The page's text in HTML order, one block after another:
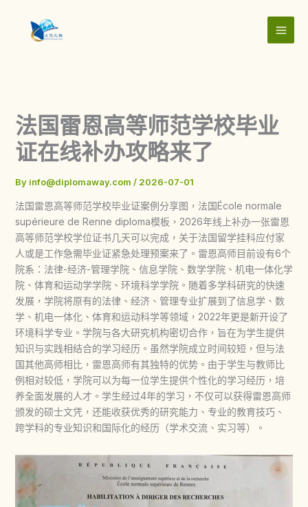
content
法国雷恩高等师范学校毕业
证在线补办攻略来了
By info@diplomaway.com / 2026-07-01
法国雷恩高等师范学校毕业证案例分享图，法国École normale
supérieure de Renne diploma模板，2026年线上补办一张雷恩
高等师范学校学位证书几天可以完成，关于法国留学挂科应付家
人或是工作急需毕业证紧急处理预案来了。雷恩高师目前设有6个
院系：法律-经济-管理学院、信息学院、数学学院、机电一体化学
院、体育和运动学学院、环境科学学院。随着多学科研究的快速
发展，学院将原有的法律、经济、管理专业扩展到了信息学、数
学、机电一体化、体育和运动科学等领域，2022年更是新开设了
环境科学专业。学院与各大研究机构密切合作，旨在为学生提供
知识与实践相结合的学习经历。虽然学院成立时间较短，但与法
国其他高师相比，雷恩高师有其独特的优势。由于学生与教师比
例相对较低，学院可以为每一位学生提供个性化的学习经历，培
养全面发展的人才。学生经过4年的学习，不仅可以获得雷恩高师
颁发的硕士文凭，还能收获优秀的研究能力、专业的教育技巧、
跨学科的专业知识和国际化的经历（学术交流、实习等）。